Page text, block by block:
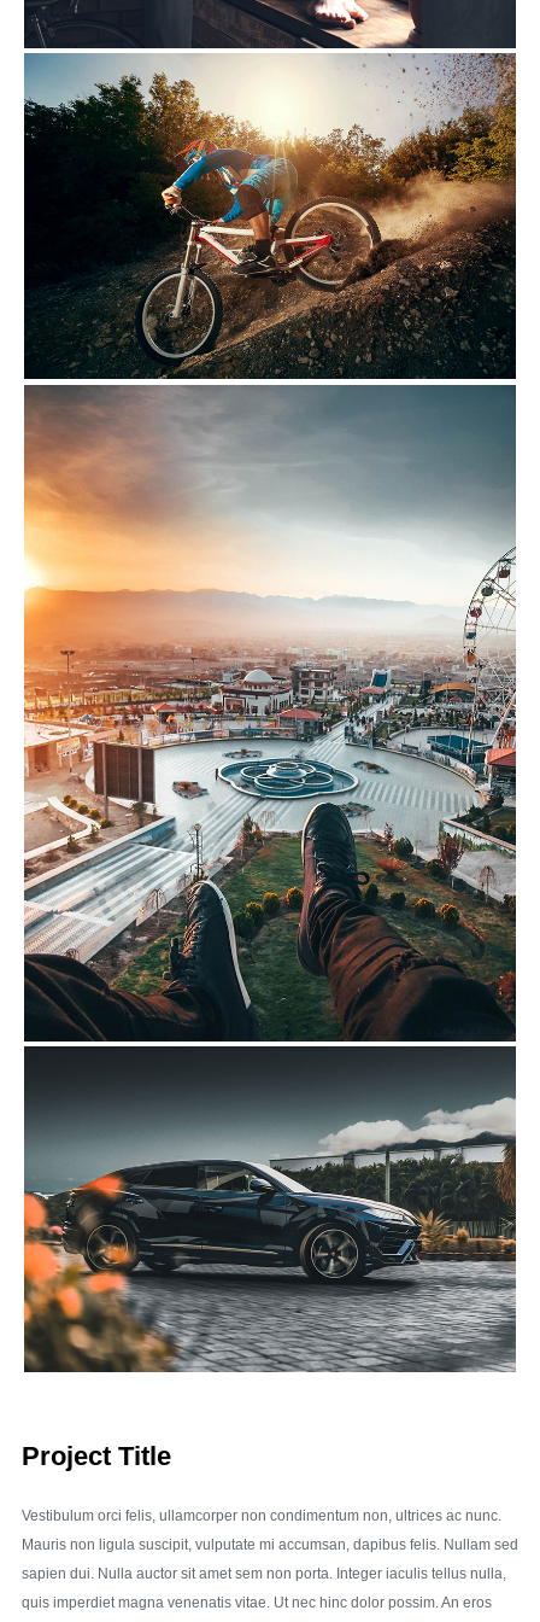
Project Title
Vestibulum orci felis, ullamcorper non condimentum non, ultrices ac nunc.
Mauris non ligula suscipit, vulputate mi accumsan, dapibus felis. Nullam sed
sapien dui. Nulla auctor sit amet sem non porta. Integer iaculis tellus nulla,
quis imperdiet magna venenatis vitae. Ut nec hinc dolor possim. An eros